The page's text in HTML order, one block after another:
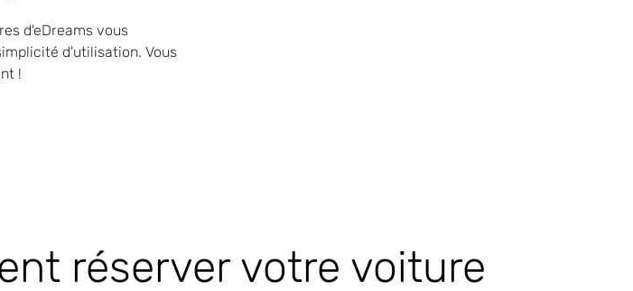
d'eDreams vous
d'utilisation. Vous
!
réserver votre voiture